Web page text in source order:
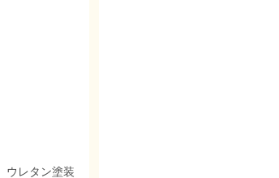
ウレタン塗装